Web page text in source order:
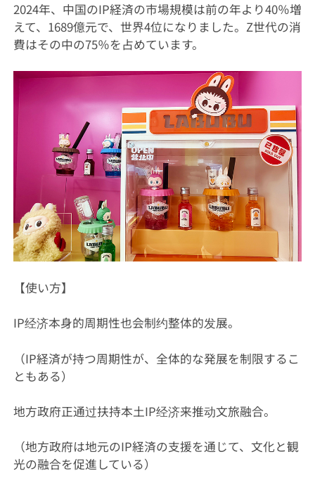
2024年、中国のIP経済の市場規模は前の年より40％増
えて、1689億元で、世界4位になりました。Z世代の消
費はその中の75％を占めています。
【使い方】
IP经济本身的周期性也会制约整体的发展。
（IP経済が持つ周期性が、全体的な発展を制限するこ
ともある）
地方政府正通过扶持本土IP经济来推动文旅融合。
（地方政府は地元のIP経済の支援を通じて、文化と観
光の融合を促進している）